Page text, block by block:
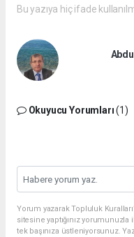
Bu yazıya hiç ifade
Okuyucu Yorumları(1)
Yorum yazarak Topluluk
sitesine yaptığınız
tek başınıza üstleniyorsunuz.